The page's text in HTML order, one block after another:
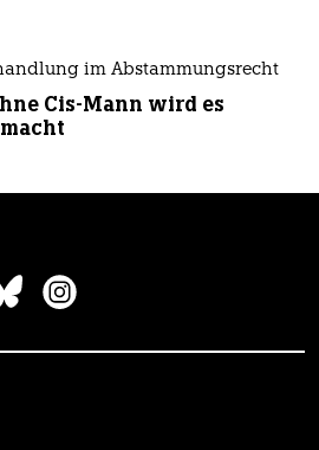
im Abstammungsrecht
Cis-Mann wird es